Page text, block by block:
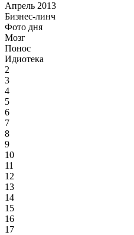
Апрель 2013
Бизнес-линч
Фото дня
Мозг
Понос
Идиотека
2
3
4
5
6
7
8
9
10
11
12
13
14
15
16
17